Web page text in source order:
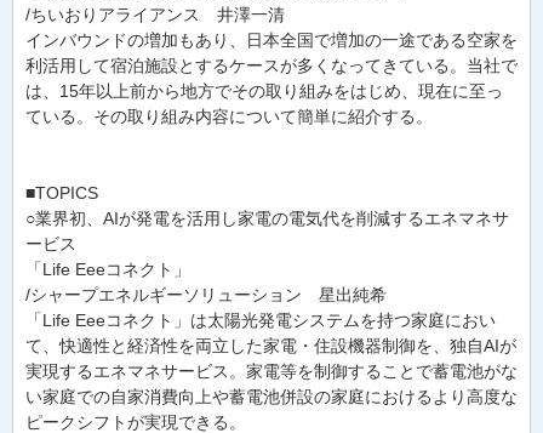
/ちいおりアライアンス 井澤一清
インバウンドの増加もあり、日本全国で増加の一途である空家を
利活用して宿泊施設とするケースが多くなってきている。当社で
は、15年以上前から地方でその取り組みをはじめ、現在に至っ
ている。その取り組み内容について簡単に紹介する。
■TOPICS
○業界初、AIが発電を活用し家電の電気代を削減するエネマネサ
ービス
「Life Eeeコネクト」
/シャープエネルギーソリューション 星出純希
「Life Eeeコネクト」は太陽光発電システムを持つ家庭におい
て、快適性と経済性を両立した家電・住設機器制御を、独自AIが
実現するエネマネサービス。家電等を制御することで蓄電池がな
い家庭での自家消費向上や蓄電池併設の家庭におけるより高度な
ピークシフトが実現できる。